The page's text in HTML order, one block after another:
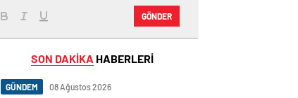
GÖNDER
SON DAKİKA HABERLERİ
GÜNDEM 08 Ağustos 2026